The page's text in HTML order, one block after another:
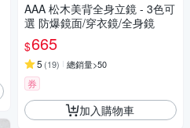
AAA 松木美背全身立鏡 - 3色可
選 防爆鏡面/穿衣鏡/全身鏡
$665
5 (19) 總銷量>50
券
加入購物車